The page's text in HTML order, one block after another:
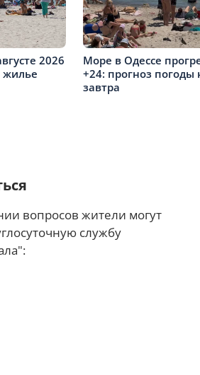
2026
жилье
Море в Одессе
+24: прогноз погоды
завтра
вопросов жители могут
службу